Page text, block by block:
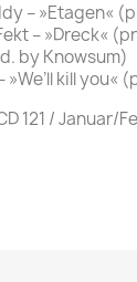
– »Etagen«
– »Dreck«
by Knowsum)
»We’ll kill you«
121 / Januar/